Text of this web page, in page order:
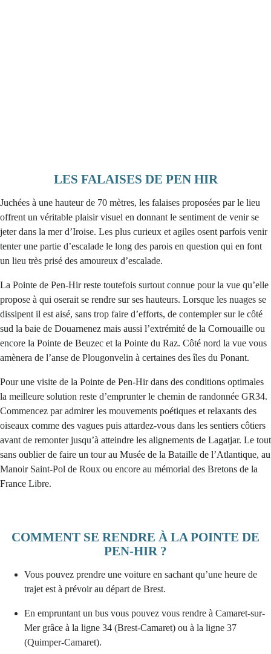
LES FALAISES DE PEN HIR
Juchées à une hauteur de 70 mètres, les falaises proposées par le lieu
offrent un véritable plaisir visuel en donnant le sentiment de venir se
jeter dans la mer d’Iroise. Les plus curieux et agiles osent parfois venir
tenter une partie d’escalade le long des parois en question qui en font
un lieu très prisé des amoureux d’escalade.
La Pointe de Pen-Hir reste toutefois surtout connue pour la vue qu’elle
propose à qui oserait se rendre sur ses hauteurs. Lorsque les nuages se
dissipent il est aisé, sans trop faire d’efforts, de contempler sur le côté
sud la baie de Douarnenez mais aussi l’extrémité de la Cornouaille ou
encore la Pointe de Beuzec et la Pointe du Raz. Côté nord la vue vous
amènera de l’anse de Plougonvelin à certaines des îles du Ponant.
Pour une visite de la Pointe de Pen-Hir dans des conditions optimales
la meilleure solution reste d’emprunter le chemin de randonnée GR34.
Commencez par admirer les mouvements poétiques et relaxants des
oiseaux comme des vagues puis attardez-vous dans les sentiers côtiers
avant de remonter jusqu’à atteindre les alignements de Lagatjar. Le tout
sans oublier de faire un tour au Musée de la Bataille de l’Atlantique, au
Manoir Saint-Pol de Roux ou encore au mémorial des Bretons de la
France Libre.
COMMENT SE RENDRE À LA POINTE DE
PEN-HIR ?
Vous pouvez prendre une voiture en sachant qu’une heure de
trajet est à prévoir au départ de Brest.
En empruntant un bus vous pouvez vous rendre à Camaret-sur-
Mer grâce à la ligne 34 (Brest-Camaret) ou à la ligne 37
(Quimper-Camaret).